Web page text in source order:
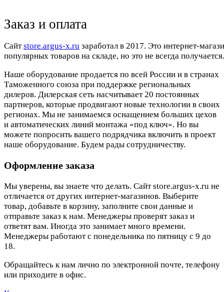
Заказ и оплата
Cайтstore.argus-x.ru заработал в 2017. Это интернет-
популярных товаров на складе, но это не всегда
Наше оборудование продается по всей России и в странах
Таможенного союза при поддержке региональных
дилеров. Дилерская сеть насчитывает 20 постоянных
партнеров, которые продвигают новые технологии в своих
регионах. Мы не занимаемся оснащением больших цехов
и автоматических линий монтажа «под ключ». Но вы
можете попросить вашего подрядчика включить в проект
наше оборудование. Будем рады сотрудничеству.
Оформление заказа
Мы уверены, вы знаете что делать. Сайт store.argus-x.ru не
отличается от других интернет-магазинов. Выберите
товар, добавьте в корзину, заполните свои данные и
отправьте заказ к нам. Менеджеры проверят заказ и
ответят вам. Иногда это занимает много времени.
Менеджеры работают с понедельника по пятницу с 9 до
18.
Обращайтесь к нам лично по электронной почте, телефону
или приходите в офис.